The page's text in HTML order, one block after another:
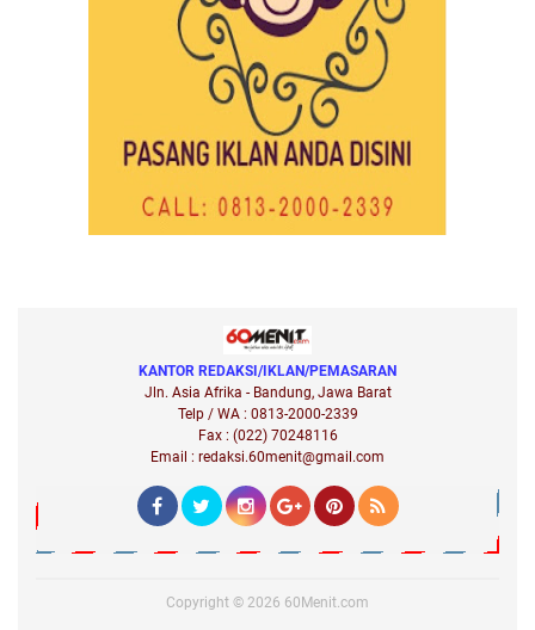
KANTOR REDAKSI/IKLAN/PEMASARAN
Jln. Asia Afrika - Bandung, Jawa Barat
Telp / WA : 0813-2000-2339
Fax : (022) 70248116
Email : redaksi.60menit@gmail.com
Copyright © 2026 60Menit.com